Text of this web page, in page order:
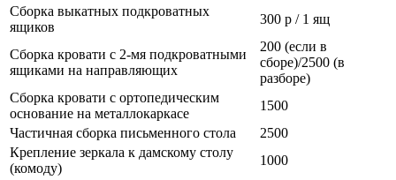
Сборка выкатных подкроватных
ящиков
300 р / 1 ящ
Сборка кровати с 2-мя подкроватными
ящиками на направляющих
200 (если в
сборе)/2500 (в
разборе)
Сборка кровати с ортопедическим
основание на металлокаркасе
1500
Частичная сборка письменного стола
2500
Крепление зеркала к дамскому столу
(комоду)
1000